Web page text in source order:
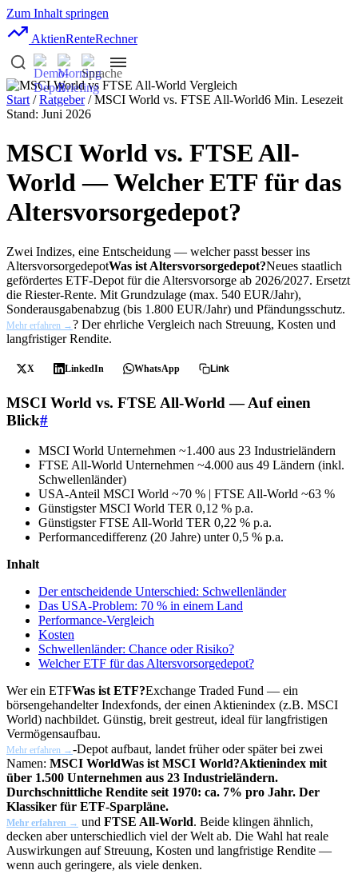
Zum Inhalt springen
AktienRenteRechner
Start /Ratgeber/ MSCI World vs. FTSE All-World6 Min. Lesezeit
Stand: Juni 2026
MSCI World vs. FTSE All-
World — Welcher ETF für das
Altersvorsorgedepot?
Zwei Indizes, eine Entscheidung — welcher passt besser ins
AltersvorsorgedepotWas ist Altersvorsorgedepot?Neues staatlich
gefördertes ETF-Depot für die Altersvorsorge ab 2026/2027. Ersetzt
die Riester-Rente. Mit Grundzulage (max. 540 EUR/Jahr),
Sonderausgabenabzug (bis 1.800 EUR/Jahr) und Pfändungsschutz.
Mehr erfahren →? Der ehrliche Vergleich nach Streuung, Kosten und
langfristiger Rendite.
X LinkedIn WhatsApp Link
MSCI World vs. FTSE All-World — Auf einen
Blick#
MSCI World Unternehmen ~1.400 aus 23 Industrieländern
FTSE All-World Unternehmen ~4.000 aus 49 Ländern (inkl.
Schwellenländer)
USA-Anteil MSCI World ~70 % | FTSE All-World ~63 %
Günstigster MSCI World TER 0,12 % p.a.
Günstigster FTSE All-World TER 0,22 % p.a.
Performancedifferenz (20 Jahre) unter 0,5 % p.a.
Inhalt
Der entscheidende Unterschied: Schwellenländer
Das USA-Problem: 70 % in einem Land
Performance-Vergleich
Kosten
Schwellenländer: Chance oder Risiko?
Welcher ETF für das Altersvorsorgedepot?
Wer ein ETFWas ist ETF?Exchange Traded Fund — ein
börsengehandelter Indexfonds, der einen Aktienindex (z.B. MSCI
World) nachbildet. Günstig, breit gestreut, ideal für langfristigen
Vermögensaufbau.
Mehr erfahren →-Depot aufbaut, landet früher oder später bei zwei
Namen: MSCI WorldWas ist MSCI World?Aktienindex mit
über 1.500 Unternehmen aus 23 Industrieländern.
Durchschnittliche Rendite seit 1970: ca. 7% pro Jahr. Der
Klassiker für ETF-Sparpläne.
Mehr erfahren → und FTSE All-World. Beide klingen ähnlich,
decken aber unterschiedlich viel der Welt ab. Die Wahl hat reale
Auswirkungen auf Streuung, Kosten und langfristige Rendite —
wenn auch geringere, als viele denken.